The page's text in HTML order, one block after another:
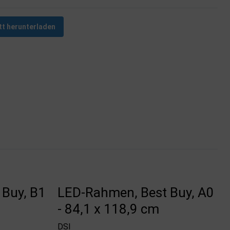
herunterladen
B1
LED-Rahmen, Best Buy, A0
- 84,1 x 118,9 cm
DSI